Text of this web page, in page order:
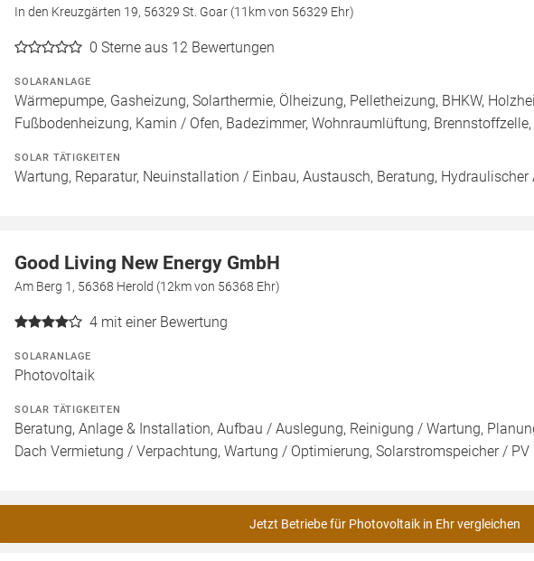
In den Kreuzgärten 19, 56329 St. Goar (11km von 56329 Ehr)
0 Sterne aus 12 Bewertungen
SOLARANLAGE
Wärmepumpe, Gasheizung, Solarthermie, Ölheizung, Pelletheizung, BHKW,
Fußbodenheizung, Kamin / Ofen, Badezimmer, Wohnraumlüftung,
SOLAR TÄTIGKEITEN
Wartung, Reparatur, Neuinstallation / Einbau, Austausch, Beratung,
Good Living New Energy GmbH
Am Berg 1, 56368 Herold (12km von 56368 Ehr)
4 mit einer Bewertung
SOLARANLAGE
Photovoltaik
SOLAR TÄTIGKEITEN
Beratung, Anlage & Installation, Aufbau / Auslegung, Reinigung / Wartung,
Dach Vermietung / Verpachtung, Wartung / Optimierung, Solarstromspeicher / PV
Jetzt Betriebe für Photovoltaik in Ehr vergleichen